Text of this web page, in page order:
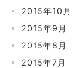
2015年10月
2015年9月
2015年8月
2015年7月